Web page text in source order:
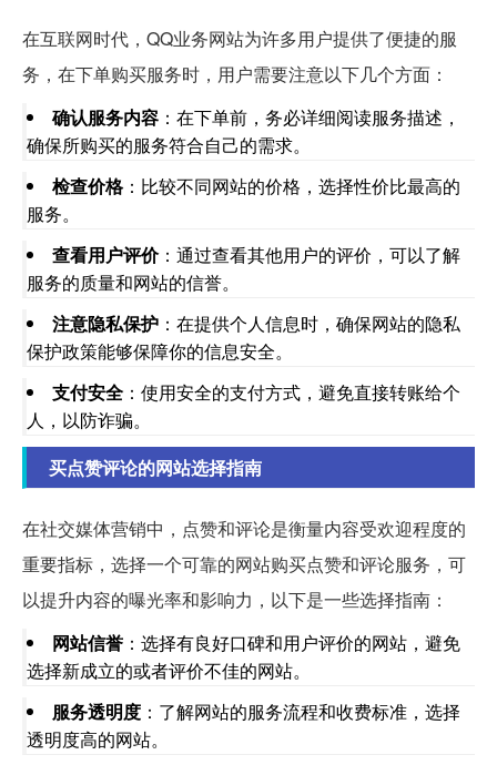
在互联网时代，QQ业务网站为许多用户提供了便捷的服
务，在下单购买服务时，用户需要注意以下几个方面：
确认服务内容 ：在下单前，务必详细阅读服务描述，
确保所购买的服务符合自己的需求。
检查价格：比较不同网站的价格，选择性价比最高的
服务。
查看用户评价：通过查看其他用户的评价，可以了解
服务的质量和网站的信誉。
注意隐私保护 ：在提供个人信息时，确保网站的隐私
保护政策能够保障你的信息安全。
支付安全 ：使用安全的支付方式，避免直接转账给个
人，以防诈骗。
买点赞评论的网站选择指南
在社交媒体营销中，点赞和评论是衡量内容受欢迎程度的
重要指标，选择一个可靠的网站购买点赞和评论服务，可
以提升内容的曝光率和影响力，以下是一些选择指南：
网站信誉 ：选择有良好口碑和用户评价的网站，避免
选择新成立的或者评价不佳的网站。
服务透明度 ：了解网站的服务流程和收费标准，选择
透明度高的网站。